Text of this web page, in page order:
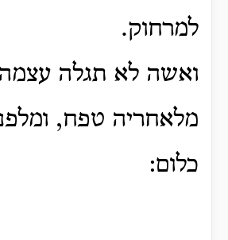
למרחוק.
ואשה לא תגלה
מלאחריה טפח,
כלום: